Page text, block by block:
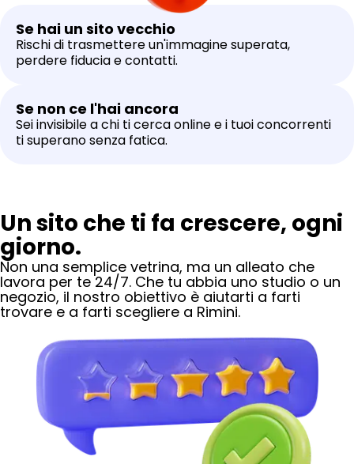
Se hai un sito vecchio
Rischi di trasmettere un'immagine superata,
perdere fiducia e contatti.
Se non ce l'hai ancora
Sei invisibile a chi ti cerca online e i tuoi concorrenti
ti superano senza fatica.
Un sito che ti fa crescere, ogni
giorno.
Non una semplice vetrina, ma un alleato che
lavora per te 24/7. Che tu abbia uno studio o un
negozio, il nostro obiettivo è aiutarti a farti
trovare e a farti scegliere a Rimini.